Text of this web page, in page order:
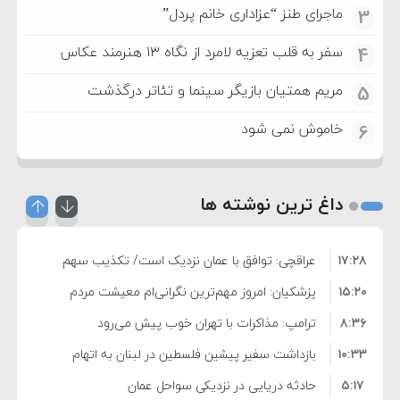
3 ماجرای طنز “عزاداری خانم پردل”
4 سفر به قلب تعزیه لامرد از نگاه ۱۳ هنرمند عکاس
5 مریم همتیان بازیگر سینما و تئاتر درگذشت
6 خاموش نمی شود
داغ ترین نوشته ها
عراقچی: توافق با عمان نزدیک است/ تکذیب سهم
۱۱ درصدی ایران از خزر
۱۷:۲۸
پزشکیان: امروز مهم‌ترین نگرانی‌ام معیشت مردم
است
۱۵:۲۰
ترامپ: مذاکرات با تهران خوب پیش می‌رود
۸:۳۶
بازداشت سفیر پیشین فلسطین در لبنان به اتهام
فساد و اختلاس اموال
۱۰:۳۳
حادثه دریایی در نزدیکی سواحل عمان
۵:۱۷